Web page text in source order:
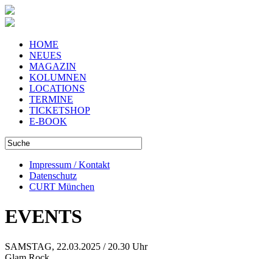
HOME
NEUES
MAGAZIN
KOLUMNEN
LOCATIONS
TERMINE
TICKETSHOP
E-BOOK
Impressum / Kontakt
Datenschutz
CURT München
EVENTS
SAMSTAG, 22.03.2025 / 20.30 Uhr